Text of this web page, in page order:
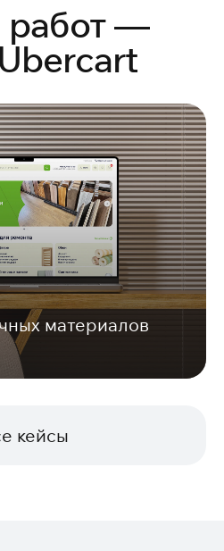
—
материалов
кейсы